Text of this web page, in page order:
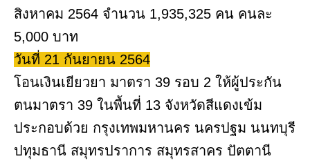
สิงหาคม 2564 จำนวน 1,935,325 คน คนละ
5,000 บาท
วันที่ 21 กันยายน 2564
โอนเงินเยียวยา มาตรา 39 รอบ 2 ให้ผู้ประกัน
ตนมาตรา 39 ในพื้นที่ 13 จังหวัดสีแดงเข้ม
ประกอบด้วย กรุงเทพมหานคร นครปฐม นนทบุรี
ปทุมธานี สมุทรปราการ สมุทรสาคร ปัตตานี